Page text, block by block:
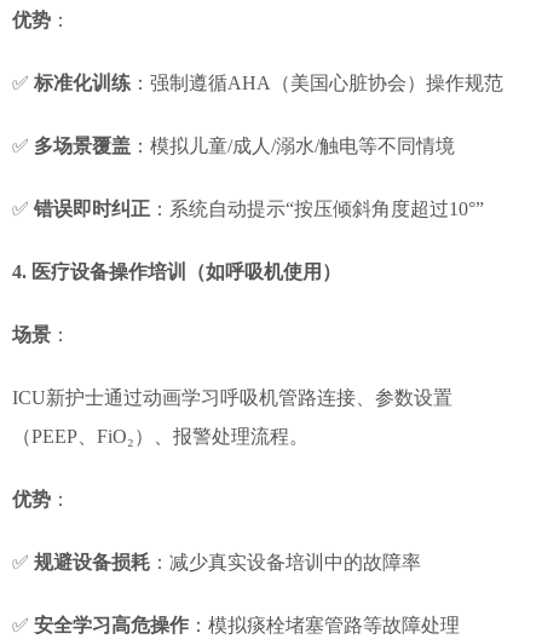
优势 ：
✅ 标准化训练 ：强制遵循AHA（美国心脏协会）操作规范
✅ 多场景覆盖 ：模拟儿童/成人/溺水/触电等不同情境
✅ 错误即时纠正 ：系统自动提示“按压倾斜角度超过10°”
4. 医疗设备操作培训（如呼吸机使用）
场景 ：
ICU新护士通过动画学习呼吸机管路连接、参数设置
（PEEP、FiO₂）、报警处理流程。
优势 ：
✅ 规避设备损耗 ：减少真实设备培训中的故障率
✅ 安全学习高危操作 ：模拟痰栓堵塞管路等故障处理